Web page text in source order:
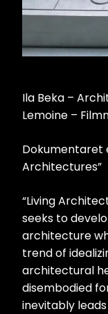
Ila Beka –
Lemoine –
Dokumentaret
Architectures”
“Living
seeks to
architecture
trend of
architectural
disembodied
inevitably